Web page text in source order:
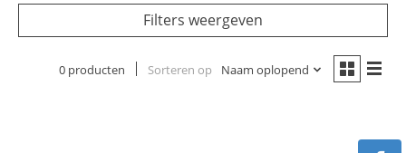
Filters weergeven
0 producten Sorteren op Naam oplopend